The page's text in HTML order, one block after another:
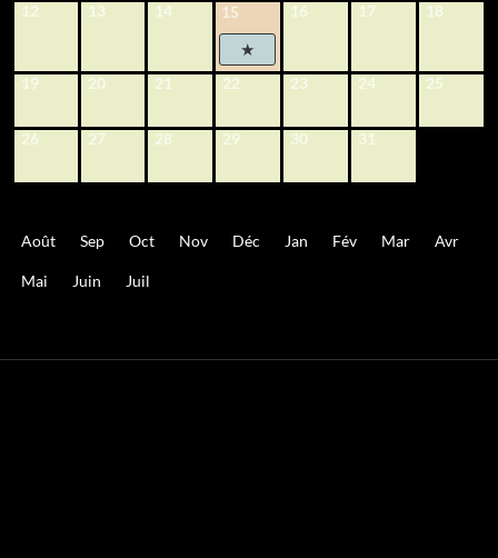
12 13 14 15 16 17 18
19 20 21 22 23 24 25
26 27 28 29 30 31
Août Sep Oct Nov Déc Jan Fév Mar Avr
Mai Juin Juil